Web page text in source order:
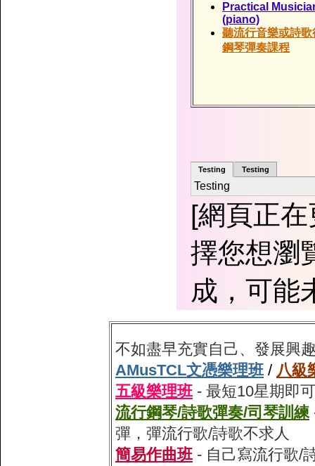
Practical
(piano)
聽流行音樂或詩歌
鋼琴彈奏課程
Testing Testing
Testing
[網頁正
擇您想瀏
成，可能
不如盡早充實自己、發展興
AMusTCL文憑樂理班/ 八級
五級樂理班- 最短10星期即
流行鋼琴/詩歌彈奏/司琴訓練
彈，彈流行歌/詩歌不求人
簡易作曲班- 自己寫流行歌/